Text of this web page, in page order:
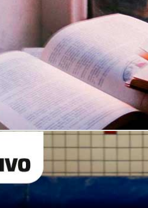
FUNDAMENTAL
Reduzidas
NOVOS
Contato